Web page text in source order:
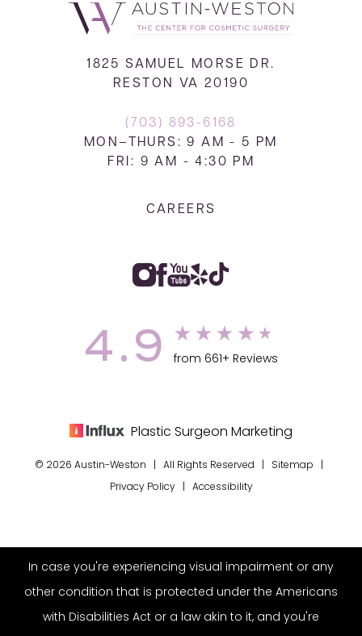
1825 SAMUEL MORSE DR.
RESTON VA 20190
(703) 893-6168
MON–THURS: 9 AM - 5 PM
FRI: 9 AM - 4:30 PM
CAREERS
4.9 from 661+ Reviews
Plastic Surgeon Marketing
© 2026 Austin-Weston | All Rights Reserved | Sitemap
Privacy Policy| Accessibility
In case you're experiencing visual impairment or any
other condition that is protected under the Americans
with Disabilities Act or a law akin to it, and you're